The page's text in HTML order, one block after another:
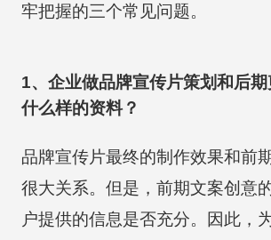
牢把握的三个常见问题。
1、企业做品牌宣传片策划和后
什么样的资料？
品牌宣传片最终的制作效果和前
很大关系。但是，前期文案创意
户提供的信息是否充分。因此，